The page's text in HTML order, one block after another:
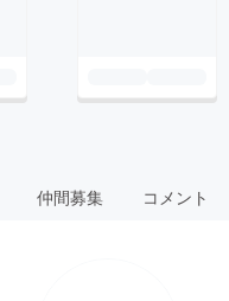
仲間募集 コメント